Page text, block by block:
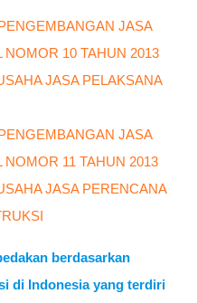
JASA
10 TAHUN 2013
JASA PELAKSANA
JASA
11 TAHUN 2013
JASA PERENCANA
berdasarkan
di Indonesia yang terdiri